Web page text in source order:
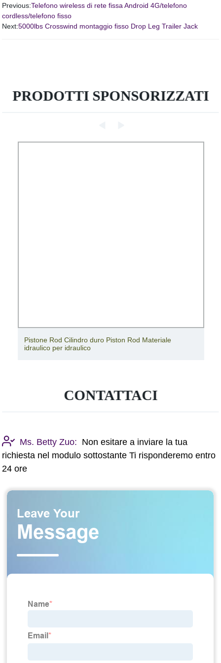
Previous:Telefono wireless di rete fissa Android 4G/telefono
cordless/telefono fisso
Next:5000lbs Crosswind montaggio fisso Drop Leg Trailer Jack
PRODOTTI SPONSORIZZATI
Cilindro duro Piston Rod Materiale
idraulico
CONTATTACI
Ms. Betty Zuo: Non esitare a inviare la tua
richiesta nel modulo sottostante Ti risponderemo entro
24 ore